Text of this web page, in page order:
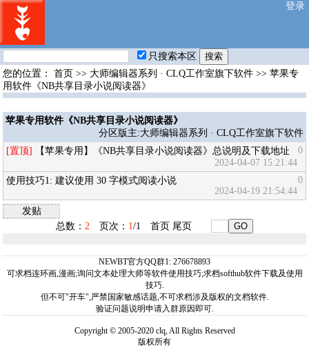
登录
只搜索本区
您的位置：首页 >> 大师编辑器系列 · CLQ工作室旗下软件 >>苹果专
用软件《NB共享目录小说阅读器》
苹果专用软件《NB共享目录小说阅读器》
分区版主:大师编辑器系列 · CLQ工作室旗下软件
[置顶]
【苹果专用】《NB共享目录小说阅读器》总说明及下载地址
0
2024-04-07 15:21:44
使用技巧1: 建议使用 30 字模式阅读小说
0
2024-04-19 21:54:44
发贴
总数： 2 页次： 1/1 首页 尾页
NEWBT官方QQ群1: 276678893
可求档连环画,漫画;询问文本处理大师等软件使用技巧;求档softhub软件下载及使用
技巧.
但不可"开车",严禁国家敏感话题,不可求档涉及版权的文档软件.
验证问题说明申请入群原因即可.
Copyright © 2005-2020 clq, All Rights Reserved
版权所有